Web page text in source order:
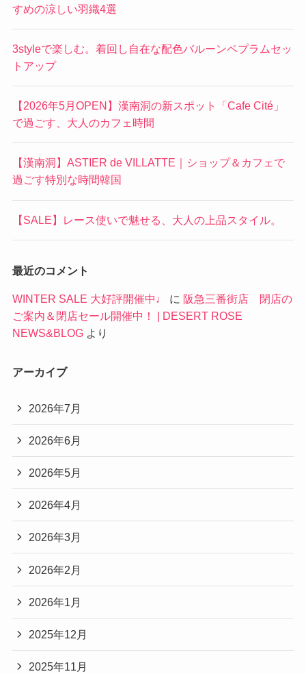
すめの涼しい羽織4選
3styleで楽しむ。着回し自在な配色バルーンペプラムセッ
トアップ
【2026年5月OPEN】漢南洞の新スポット「Cafe Cité」
で過ごす、大人のカフェ時間
【漢南洞】ASTIER de VILLATTE｜ショップ＆カフェで
過ごす特別な時間韓国
【SALE】レース使いで魅せる、大人の上品スタイル。
最近のコメント
WINTER SALE 大好評開催中♩ に 阪急三番街店 閉店の
ご案内＆閉店セール開催中！ | DESERT ROSE
NEWS&BLOGより
アーカイブ
2026年7月
2026年6月
2026年5月
2026年4月
2026年3月
2026年2月
2026年1月
2025年12月
2025年11月